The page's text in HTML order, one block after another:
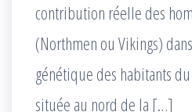
contribution réelle des
(Northmen ou Vikings)
génétique des habitants
située au nord de la […]